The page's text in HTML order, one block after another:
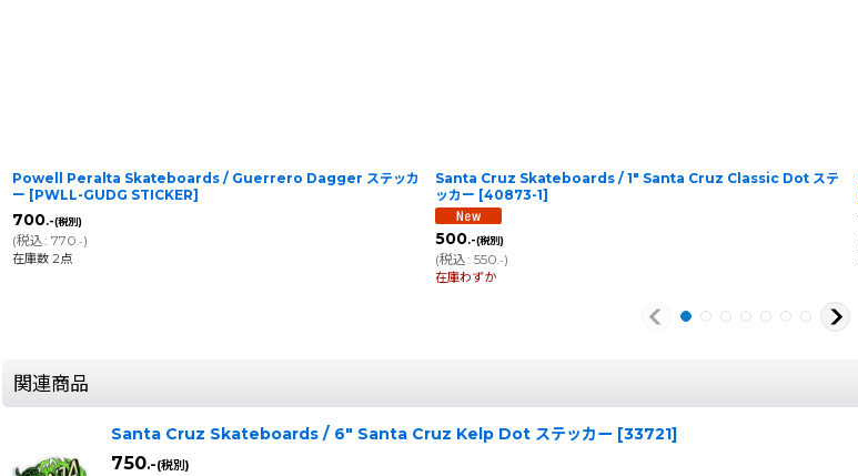
Powell Peralta Skateboards / Guerrero Dagger ステッカ
ー [PWLL-GUDG STICKER]
700.-(税別)
(税込: 770 .-)
在庫数 2点
Santa Cruz Skateboards / 1" Santa Cruz Classic Dot ステ
ッカー [40873-1]
500.-(税別)
(税込: 550.-)
在庫わずか
関連商品
Santa Cruz Skateboards / 6" Santa Cruz Kelp Dot ステッカー [33721]
750.-(税別)